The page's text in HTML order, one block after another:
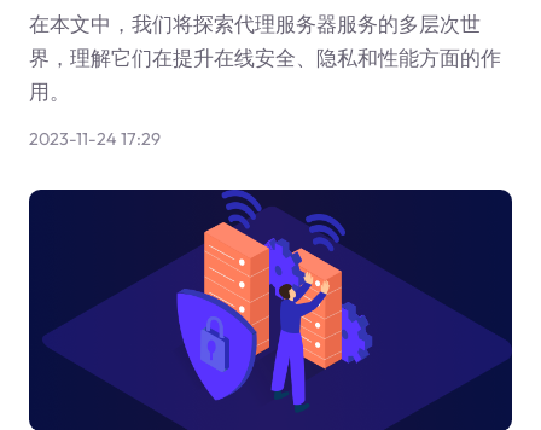
在本文中，我们将探索代理服务器服务的多层次世
界，理解它们在提升在线安全、隐私和性能方面的作
用。
2023-11-24 17:29